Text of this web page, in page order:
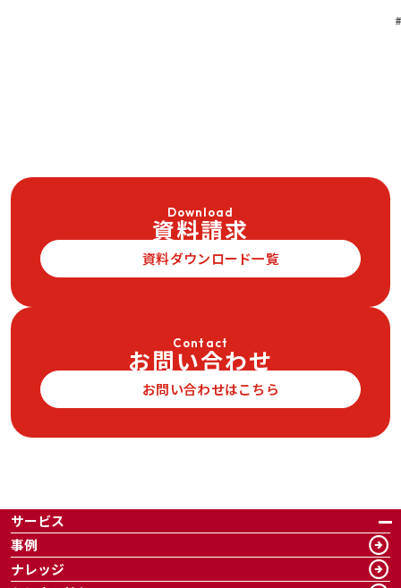
メデ
Download
資料請求
資料ダウンロード一覧
Contact
お問い合わせ
お問い合わせはこちら
サービス
事例
ナレッジ